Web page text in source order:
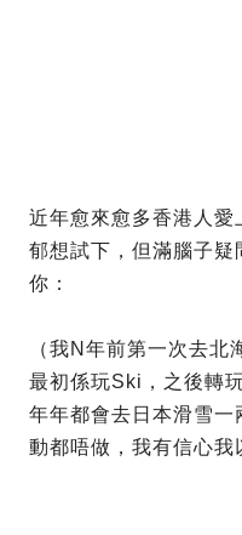
近年愈來愈多香港人愛
郁想試下，但滿腦子疑
你：
（我N年前第一次去北
最初係玩Ski，之後轉
年年都會去日本滑雪一
動都唔做，我有信心我